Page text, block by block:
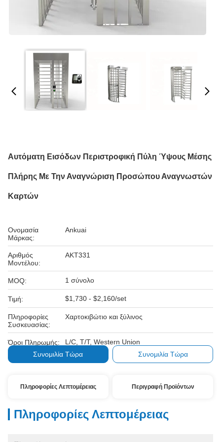
Αυτόματη Εισόδων Περιστροφική Πύλη Ύψους Μέσης
Πλήρης Με Την Αναγνώριση Προσώπου Αναγνωστών
Καρτών
Ονομασία
Μάρκας:
Ankuai
Αριθμός
Μοντέλου:
AKT331
MOQ: 1 σύνολο
Τιμή: $1,730 - $2,160/set
Πληροφορίες
Συσκευασίας:
Χαρτοκιβώτιο και ξύλινος
Όροι Πληρωμής:
L/C, T/T, Western Union
Συνομιλία Τώρα
Συνομιλία Τώρα
Πληροφορίες Λεπτομέρειας Περιγραφή Προϊόντων
Πληροφορίες Λεπτομέρειας